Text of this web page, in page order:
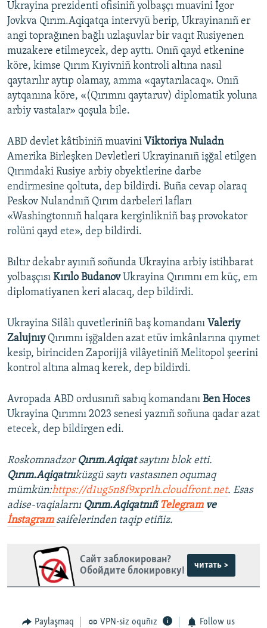
Ukrayina prezidenti ofisiniñ yolbaşçı muavini İgor
Jovkva Qırım.Aqiqatqa intervyü berip, Ukrayinanıñ er
angi toprağınen bağlı uzlaşuvlar bir vaqıt Rusiyenen
muzakere etilmeycek, dep ayttı. Onıñ qayd etkenine
köre, kimse Qırım Kıyivniñ kontroli altına nasıl
qaytarılır aytıp olamay, amma «qaytarılacaq». Onıñ
aytqanına köre, «(Qırımnı qaytaruv) diplomatik yoluna
arbiy vastalar» qoşula bile.
ABD devlet kâtibiniñ muavini Viktoriya Nuladn
Amerika Birleşken Devletleri Ukrayinanıñ işğal etilgen
Qırımdaki Rusiye arbiy obyektlerine darbe
endirmesine qoltuta, dep bildirdi. Buña cevap olaraq
Peskov Nulandnıñ Qırım darbeleri lafları
«Washingtonnıñ halqara kerginlikniñ baş provokator
rolüni qayd ete», dep bildirdi.
Bıltır dekabr ayınıñ soñunda Ukrayina arbiy istihbarat
yolbaşçısı Kırılo Budanov Ukrayina Qırımnı em küç, em
diplomatiyanen keri alacaq, dep bildirdi.
Ukrayina Silâlı quvetleriniñ baş komandanı Valeriy
Zalujnıy Qırımnı işğalden azat etüv imkânlarına qıymet
kesip, birinciden Zaporijjâ vilâyetiniñ Melitopol şeerini
kontrol altına almaq kerek, dep bildirdi.
Avropada ABD ordusınıñ sabıq komandanı Ben Hoces
Ukrayina Qırımnı 2023 senesi yaznıñ soñuna qadar azat
etecek, dep bildirgen edi.
Roskomnadzor Qırım.Aqiqatsaytını blok etti.
Qırım.Aqiqatnıküzgü saytı vastasınen oqumaq
mümkün:https://d1ug5n8f9xpr1h.cloudfront.net. Esas
adise-vaqialarnı Qırım.Aqiqatnıñ Telegramve
İnstagram saifelerinden taqip etiñiz.
Сайт заблокирован?
Обойдите блокировку!
читать >
Paylaşmaq VPN-siz oquñız Follow us